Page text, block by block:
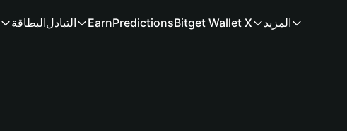
البطاقةالتبادل EarnPredictionsBitget Wallet X المزيد